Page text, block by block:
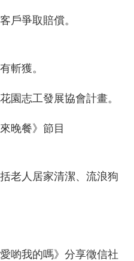
戶爭取賠償。
斬獲。
園志工發展協會計畫。
晚餐》節目
老人居家清潔、流浪狗
喲我的嗎》分享徵信社